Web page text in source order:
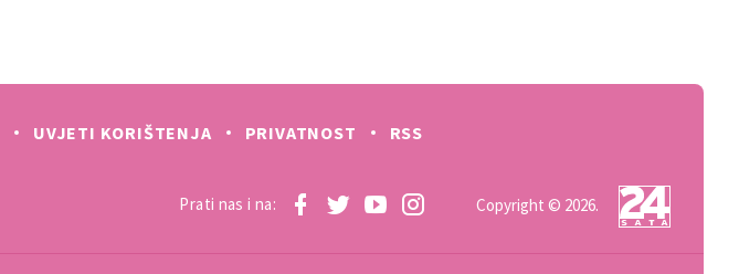
UVJETI KORIŠTENJA PRIVATNOST RSS
Prati nas i na: Copyright © 2026.